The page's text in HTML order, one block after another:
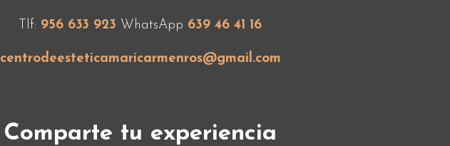
Tlf: 956 633 923 WhatsApp 639 46 41 16
centrodeesteticamaricarmenros@gmail.com
Comparte tu experiencia